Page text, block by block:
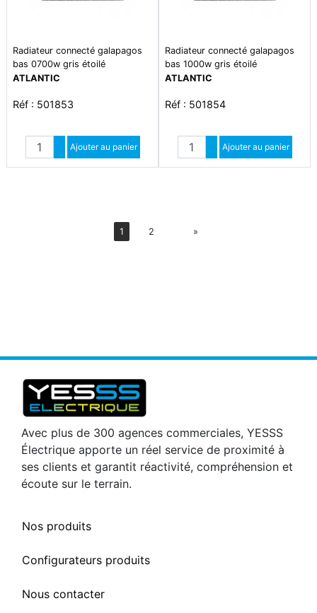
Radiateur connecté galapagos
bas 0700w gris étoilé
ATLANTIC
Réf : 501853
Quantité
Augmenter quantité
Diminuer quantité
Ajouter au panier
Radiateur connecté galapagos
bas 1000w gris étoilé
ATLANTIC
Réf : 501854
Quantité
Augmenter quantité
Diminuer quantité
Ajouter au panier
1 2 »Suiv
Avec plus de 300 agences commerciales, YESSS
Électrique apporte un réel service de proximité à
ses clients et garantit réactivité, compréhension et
écoute sur le terrain.
Nos produits
Configurateurs produits
Nous contacter